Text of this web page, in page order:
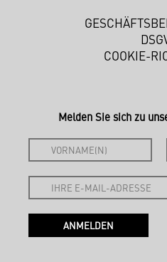
COOKIE-
Melden Sie sich zu